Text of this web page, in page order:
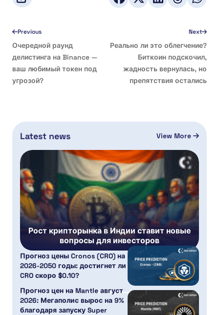
Previous
Очередной раунд
делистинга на Binance —
ваш любимый токен под
угрозой?
Next
Реально ли это облегчение?
Биткоин подскочил,
жадность вернулась, но
препятствия остались
Latest news View More
Рост крипторынка в Индии ставит новые
вопросы для инвесторов
Прогноз цены Cronos (CRO) на
2026-2050 годы: достигнет ли
CRO скоро $0.10?
Прогноз цен на Mantle август
2026: Мегаполис вырос на 9%
благодаря запуску Super